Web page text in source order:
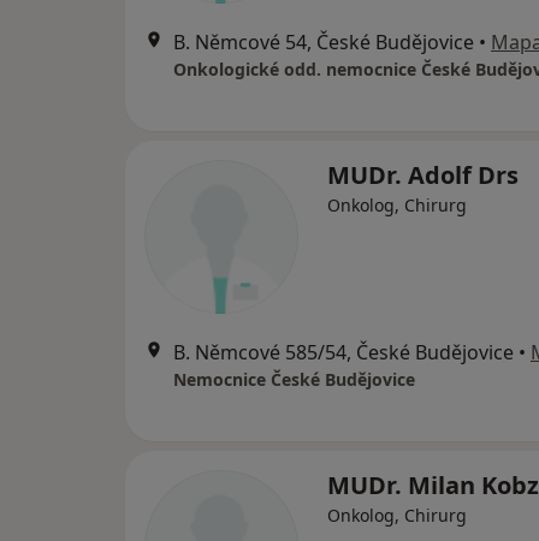
B. Němcové 54, České Budějovice •
Onkologické odd. nemocnice České
MUDr. Adolf Drs
Onkolog, Chirurg
B. Němcové 585/54, České Budějovice •
Nemocnice České Budějovice
MUDr. Milan
Onkolog, Chirurg